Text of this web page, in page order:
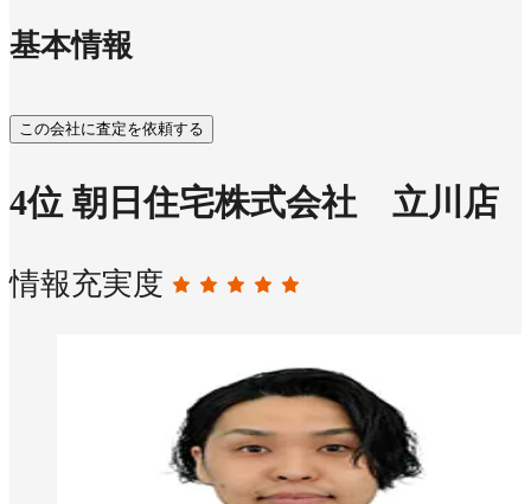
基本情報
この会社に査定を依頼する
4位 朝日住宅株式会社 立川店
情報充実度